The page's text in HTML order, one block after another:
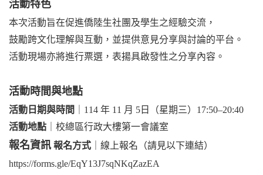
活動特色
本次活動旨在促進僑陸生社團及學生之經驗交流，
鼓勵跨文化理解與互動，並提供意見分享與討論的平台。
活動現場亦將進行票選，表揚具啟發性之分享內容。
活動時間與地點
活動日期與時間
｜114 年 11 月 5日（星期三）17:50–20:40
活動地點 ｜校總區行政大樓第一會議室
報名資訊 報名方式 ｜線上報名（請見以下連結）
https://forms.gle/EqY13J7sqNKqZazEA